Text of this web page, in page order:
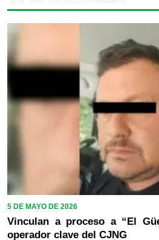
5 DE MAYO DE 2026
Vinculan a proceso a “El
operador clave del CJNG